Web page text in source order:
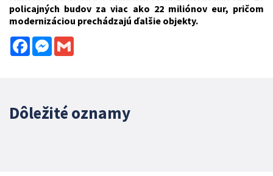
policajných budov za viac ako 22 miliónov eur, pričom
modernizáciou prechádzajú ďalšie objekty.
FacebookMessenger
Dôležité oznamy